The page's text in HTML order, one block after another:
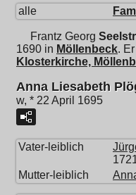
alle
Frantz Georg
1690 in Möllenbeck.
Klosterkirche,
Anna Liesabeth
w, * 22 April 1695
Vater-leiblich
Mutter-leiblich